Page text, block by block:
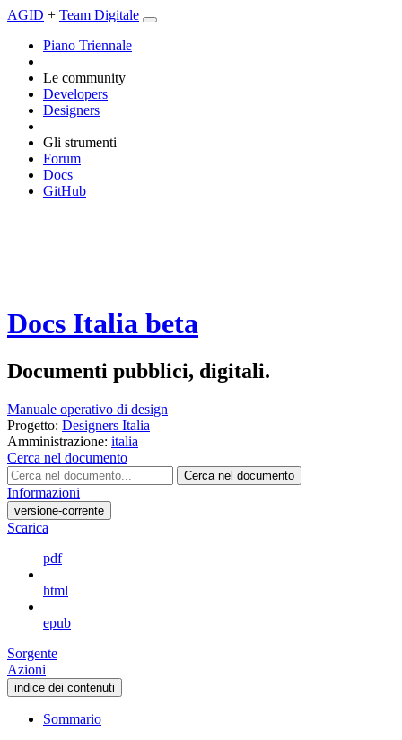
AGID + Team Digitale
Piano Triennale
Le community
Developers
Designers
Gli strumenti
Forum
Docs
GitHub
Docs Italia beta
Documenti pubblici, digitali.
Manuale operativo di design
Progetto: Designers Italia
Amministrazione: italia
Cerca nel documento
Cerca nel documento
Informazioni
versione-corrente
Scarica
pdf
html
epub
Sorgente
Azioni
indice dei contenuti
Sommario